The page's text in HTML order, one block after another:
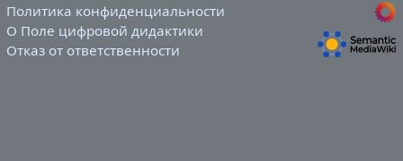
Политика конфиденциальности
О Поле цифровой дидактики
Отказ от ответственности